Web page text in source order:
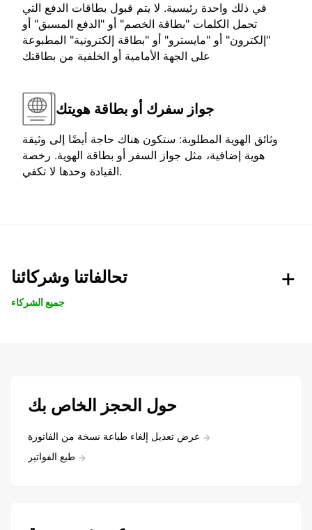
في ذلك واحدة رئيسية. لا يتم قبول بطاقات الدفع التي
تحمل الكلمات "بطاقة الخصم" أو "الدفع المسبق" أو
"إلكترون" أو "مايسترو" أو "بطاقة إلكترونية" المطبوعة
على الجهة الأمامية أو الخلفية من بطاقتك
جواز سفرك أو بطاقة هويتك
وثائق الهوية المطلوبة: ستكون هناك حاجة أيضًا إلى وثيقة
هوية إضافية، مثل جواز السفر أو بطاقة الهوية. رخصة
القيادة وحدها لا تكفي.
تحالفاتنا وشركائنا
جميع الشركاء
حول الحجز الخاص بك
عرض تعديل إلغاء طباعة نسخة من الفاتورة
طبع الفواتير